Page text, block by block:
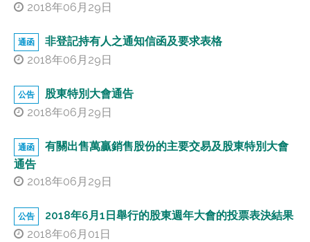
2018年06月29日
通函
非登記持有人之通知信函及要求表格
2018年06月29日
公告
股東特別大會通告
2018年06月29日
通函
有關出售萬贏銷售股份的主要交易及股東特別大會
通告
2018年06月29日
公告
2018年6月1日舉行的股東週年大會的投票表決結果
2018年06月01日